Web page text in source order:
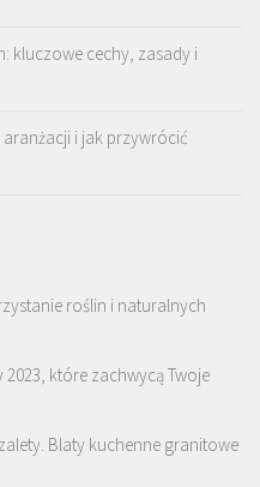
kluczowe cechy, zasady i
aranżacji i jak przywrócić
roślin i naturalnych
które zachwycą Twoje
Blaty kuchenne granitowe